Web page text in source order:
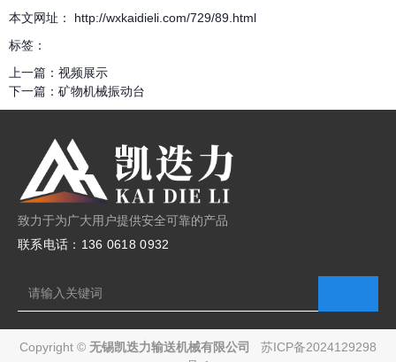
本文网址： http://wxkaidieli.com/729/89.html
标签：
上一篇： 视频展示
下一篇： 矿物机械振动台
致力于为广大用户提供安全可靠的产品
联系电话：136 0618 0932
Copyright © 无锡凯迭力输送机械有限公司 苏ICP备2024129298